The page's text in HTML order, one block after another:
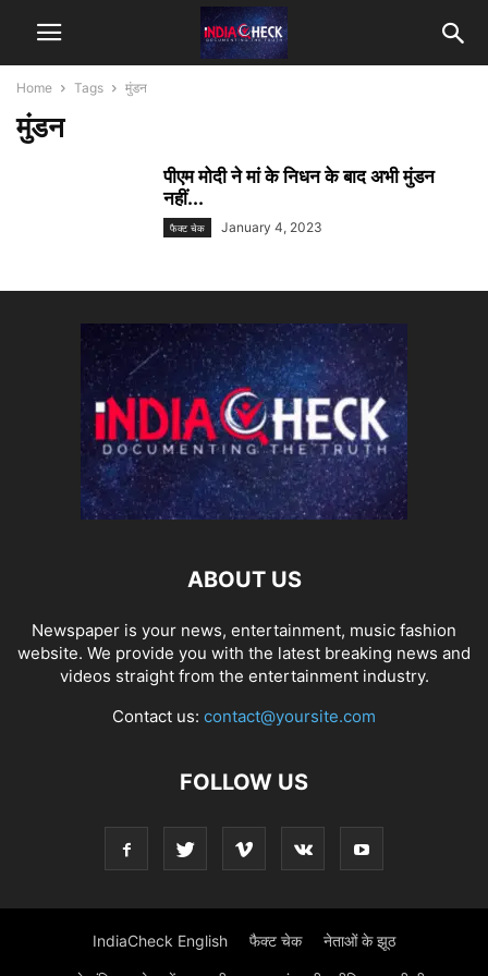
Home Tags मुंडन
मुंडन
पीएम मोदी ने मां के निधन के बाद अभी मुंडन
नहीं...
फैक्ट चेक January 4, 2023
ABOUT US
Newspaper is your news, entertainment, music fashion
website. We provide you with the latest breaking news and
videos straight from the entertainment industry.
Contact us: contact@yoursite.com
FOLLOW US
IndiaCheck English फैक्ट चेक नेताओं के झूठ